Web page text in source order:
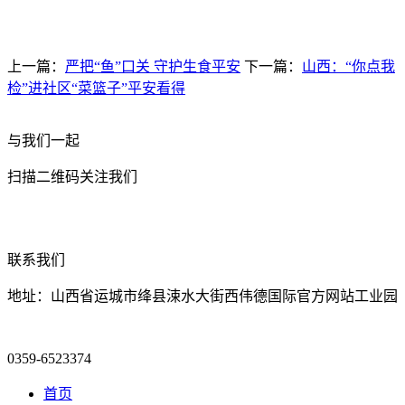
上一篇： 严把“鱼”口关 守护生食平安 下一篇： 山西：“你点我
检”进社区“菜篮子”平安看得
与我们一起
扫描二维码关注我们
联系我们
地址：山西省运城市绛县涑水大街西伟德国际官方网站工业园
0359-6523374
首页